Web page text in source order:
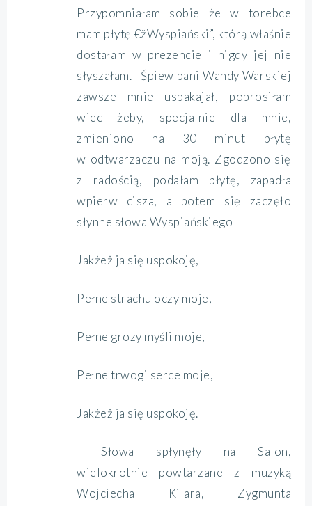
Przypomniałam sobie że w torebce
mam płytę €žWyspiański”, którą właśnie
dostałam w prezencie i nigdy jej nie
słyszałam. Śpiew pani Wandy Warskiej
zawsze mnie uspakajał, poprosiłam
wiec żeby, specjalnie dla mnie,
zmieniono na 30 minut płytę
w odtwarzaczu na moją. Zgodzono się
z radością, podałam płytę, zapadła
wpierw cisza, a potem się zaczęło
słynne słowa Wyspiańskiego
Jakżeż ja się uspokoję,
Pełne strachu oczy moje,
Pełne grozy myśli moje,
Pełne trwogi serce moje,
Jakżeż ja się uspokoję.
Słowa spłynęły na Salon,
wielokrotnie powtarzane z muzyką
Wojciecha Kilara, Zygmunta